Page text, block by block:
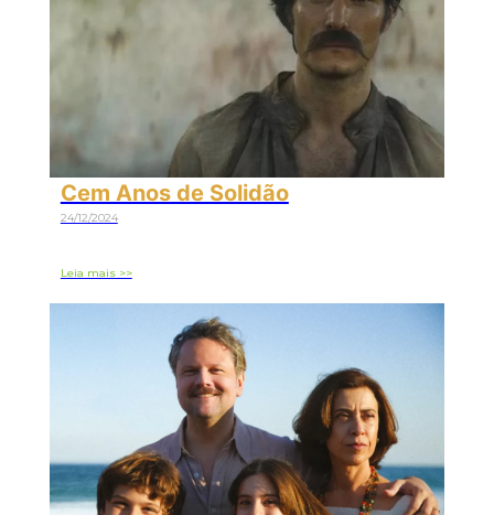
Cem Anos de Solidão
24/12/2024
Leia mais >>